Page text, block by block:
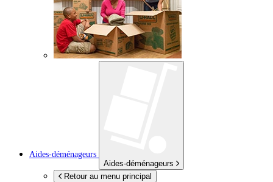
Aides-déménageurs
Aides-déménageurs
Retour au menu principal